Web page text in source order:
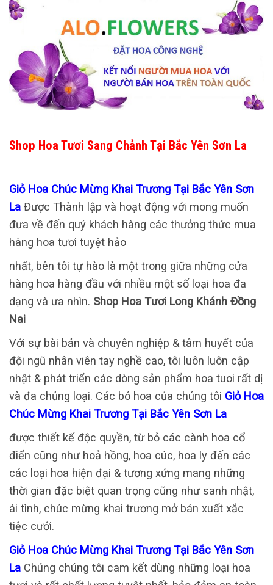
Shop Hoa Tươi Sang Chảnh Tại Bắc Yên Sơn La
Giỏ Hoa Chúc Mừng Khai Trương Tại Bắc Yên Sơn
La Được Thành lập và hoạt động với mong muốn
đưa về đến quý khách hàng các thưởng thức mua
hàng hoa tươi tuyệt hảo
nhất, bên tôi tự hào là một trong giữa những cửa
hàng hoa hàng đầu với nhiều một số loại hoa đa
dạng và ưa nhìn. Shop Hoa Tươi Long Khánh Đồng
Nai
Với sự bài bản và chuyên nghiệp & tâm huyết của
đội ngũ nhân viên tay nghề cao, tôi luôn luôn cập
nhật & phát triển các dòng sản phẩm hoa tuoi rất dị
và đa chủng loại. Các bó hoa của chúng tôi Giỏ Hoa
Chúc Mừng Khai Trương Tại Bắc Yên Sơn La
được thiết kế độc quyền, từ bỏ các cành hoa cổ
điển cũng như hoả hồng, hoa cúc, hoa ly đến các
các loại hoa hiện đại & tương xứng mang những
thời gian đặc biệt quan trọng cũng như sanh nhật,
ái tình, chúc mừng khai trương mở bán xuất xắc
tiệc cưới.
Giỏ Hoa Chúc Mừng Khai Trương Tại Bắc Yên Sơn
La Chúng chúng tôi cam kết dùng những loại hoa